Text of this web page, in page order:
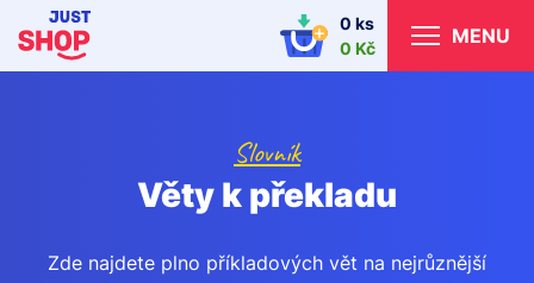
0 ks
0 Kč
MENU
Slovník
Věty k překladu
Zde najdete plno příkladových vět na nejrůznější